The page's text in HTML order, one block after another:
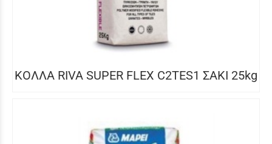
ΚΟΛΛΑ RIVA SUPER FLEX C2TES1 ΣΑΚΙ 25kg